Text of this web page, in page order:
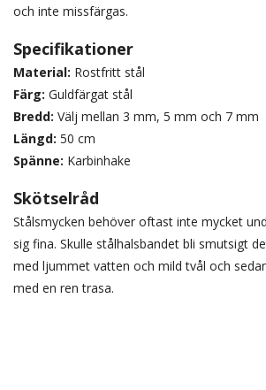
och inte missfärgas.
Specifikationer
Material: Rostfritt stål
Färg: Guldfärgat stål
Bredd: Välj mellan 3 mm, 5 mm och 7 mm
Längd: 50 cm
Spänne: Karbinhake
Skötselråd
Stålsmycken behöver oftast inte mycket
sig fina. Skulle stålhalsbandet bli smutsigt
med ljummet vatten och mild tvål och
med en ren trasa.